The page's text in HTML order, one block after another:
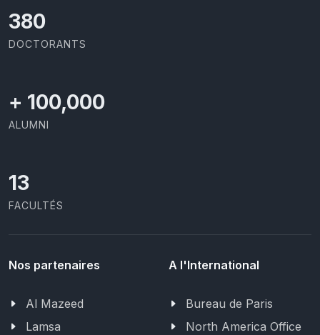
426
DOCTORANTS
+ 100,000
ALUMNI
13
FACULTÉS
Nos partenaires
Al Mazeed
Lamsa
A l'International
Bureau de Paris
North America Office